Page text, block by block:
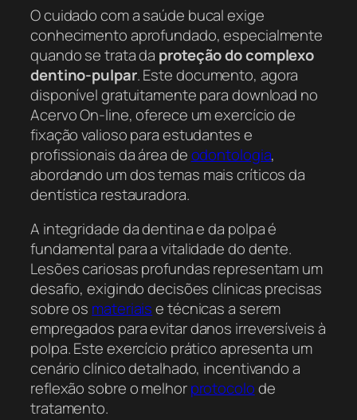
O cuidado com a saúde bucal exige
conhecimento aprofundado, especialmente
quando se trata da proteção do complexo
dentino-pulpar. Este documento, agora
disponível gratuitamente para download no
Acervo On-line, oferece um exercício de
fixação valioso para estudantes e
profissionais da área deodontologia,
abordando um dos temas mais críticos da
dentística restauradora.
A integridade da dentina e da polpa é
fundamental para a vitalidade do dente.
Lesões cariosas profundas representam um
desafio, exigindo decisões clínicas precisas
sobre os materiaise técnicas a serem
empregados para evitar danos irreversíveis à
polpa. Este exercício prático apresenta um
cenário clínico detalhado, incentivando a
reflexão sobre o melhorprotocolode
tratamento.